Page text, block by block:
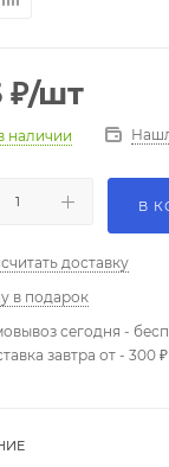
₽/шт
наличии
В
доставку
в подарок
сегодня -
завтра от - 300 ₽